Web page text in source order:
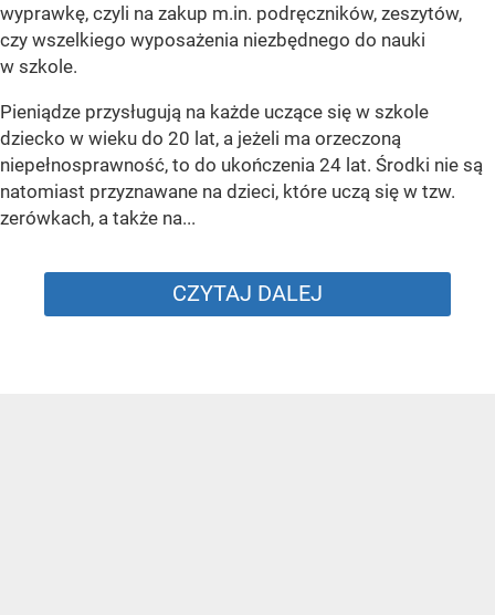
wyprawkę, czyli na zakup m.in. podręczników, zeszytów,
czy wszelkiego wyposażenia niezbędnego do nauki
w szkole.
Pieniądze przysługują na każde uczące się w szkole
dziecko w wieku do 20 lat, a jeżeli ma orzeczoną
niepełnosprawność, to do ukończenia 24 lat. Środki nie są
natomiast przyznawane na dzieci, które uczą się w tzw.
zerówkach, a także na...
CZYTAJ DALEJ